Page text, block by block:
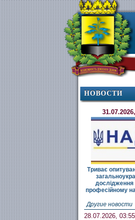
НОВОСТИ
Триває
дослідження
професійному
Другие новости
28.07.2026, 03:55